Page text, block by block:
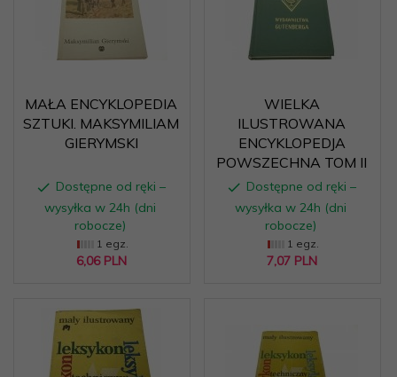
MAŁA ENCYKLOPEDIA
SZTUKI. MAKSYMILIAM
GIERYMSKI
Dostępne od ręki –
wysyłka w 24h (dni
robocze)
1 egz.
6,06 PLN
WIELKA
ILUSTROWANA
ENCYKLOPEDJA
POWSZECHNA TOM II
Dostępne od ręki –
wysyłka w 24h (dni
robocze)
1 egz.
7,07 PLN